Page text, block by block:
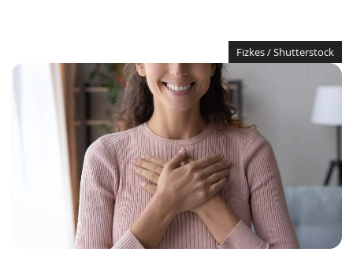
Fizkes / Shutterstock